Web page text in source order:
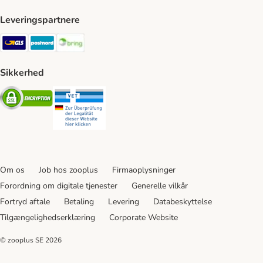
Leveringspartnere
GLS Shipping Method
Postnord Shipping Method
Sikkerhed
Security
Om os Job hos zooplus
Firmaoplysninger
Forordning om digitale tjenester
Generelle vilkår
Fortryd aftale
Betaling Levering
Databeskyttelse
Tilgængelighedserklæring
Corporate Website
© zooplus SE 2026